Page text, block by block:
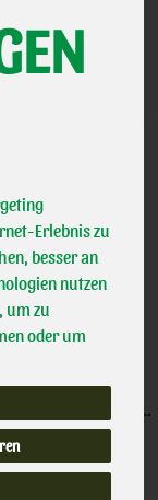
Erlebnis zu
besser an
nutzen
um zu
oder um
Snäckebrot Curry Kürbiskern
/ 200 g